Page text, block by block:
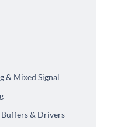
& Mixed Signal
& Drivers